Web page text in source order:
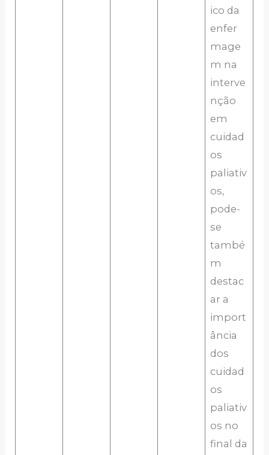
ico da
enfer
mage
m na
interve
nção
em
cuidad
os
paliativ
os,
pode-
se
també
m
destac
ar a
import
ância
dos
cuidad
os
paliativ
os no
final da